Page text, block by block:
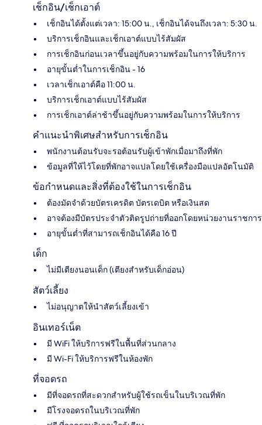
เช็กอิน/เช็กเอาต์
เช็กอินได้ตั้งแต่เวลา: 15:00 น., เช็กอินได้จนถึงเวลา: 5:30 น.
บริการเช็กอินและเช็กเอาต์แบบไร้สัมผัส
การเช็กอินก่อนเวลาขึ้นอยู่กับความพร้อมในการให้บริการ
อายุขั้นต่ำในการเช็กอิน - 16
เวลาเช็กเอาต์คือ 11:00 น.
บริการเช็กเอาต์แบบไร้สัมผัส
การเช็กเอาต์ล่าช้าขึ้นอยู่กับความพร้อมในการให้บริการ
คำแนะนำพิเศษสำหรับการเช็กอิน
พนักงานต้อนรับจะรอต้อนรับผู้เข้าพักเมื่อมาถึงที่พัก
ข้อมูลที่ให้ไว้โดยที่พักอาจแปลโดยใช้เครื่องมือแปลอัตโนมัติ
ข้อกำหนดและสิ่งที่ต้องใช้ในการเช็กอิน
ต้องมัดจำด้วยบัตรเครดิต บัตรเดบิต หรือเงินสด
อาจต้องมีบัตรประจำตัวติดรูปถ่ายที่ออกโดยหน่วยงานราชการ
อายุขั้นต่ำที่สามารถเช็กอินได้คือ 16 ปี
เด็ก
ไม่มีเตียงนอนเด็ก (เตียงสำหรับเด็กอ่อน)
สัตว์เลี้ยง
ไม่อนุญาตให้นำสัตว์เลี้ยงเข้า
อินเทอร์เน็ต
มี WiFi ให้บริการฟรีในพื้นที่ส่วนกลาง
มี Wi-Fi ให้บริการฟรีในห้องพัก
ที่จอดรถ
มีที่จอดรถที่สะดวกสำหรับผู้ใช้รถเข็นในบริเวณที่พัก
มีโรงจอดรถในบริเวณที่พัก